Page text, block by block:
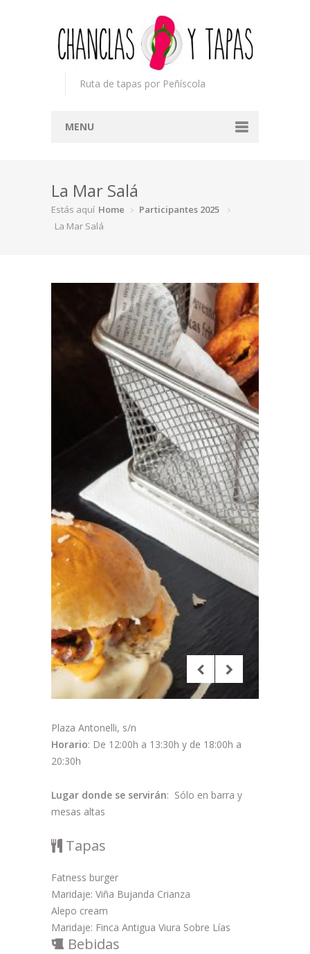
Ruta de tapas por Peñíscola
MENU
Concurso
Participantes
Prensa
La Mar Salá
Estás aquí Home
Participantes 2025
La Mar Salá
Plaza Antonelli, s/n
Horario: De 12:00h a 13:30h y de 18:00h a
20:30h
Lugar donde se servirán: Sólo en barra y
mesas altas
Tapas
Fatness burger
Maridaje: Viña Bujanda Crianza
Alepo cream
Maridaje: Finca Antigua Viura Sobre Lías
Bebidas